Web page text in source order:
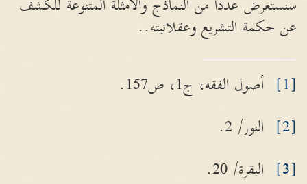
سنستعرض عدداً من النماذج والأمثلة المتنوعة للكشف
عن حكمة التشريع وعقلانيته..
[1]
أصول الفقه، ج1، ص157.
[2]
النور/ 2.
[3]
البقرة/ 20.